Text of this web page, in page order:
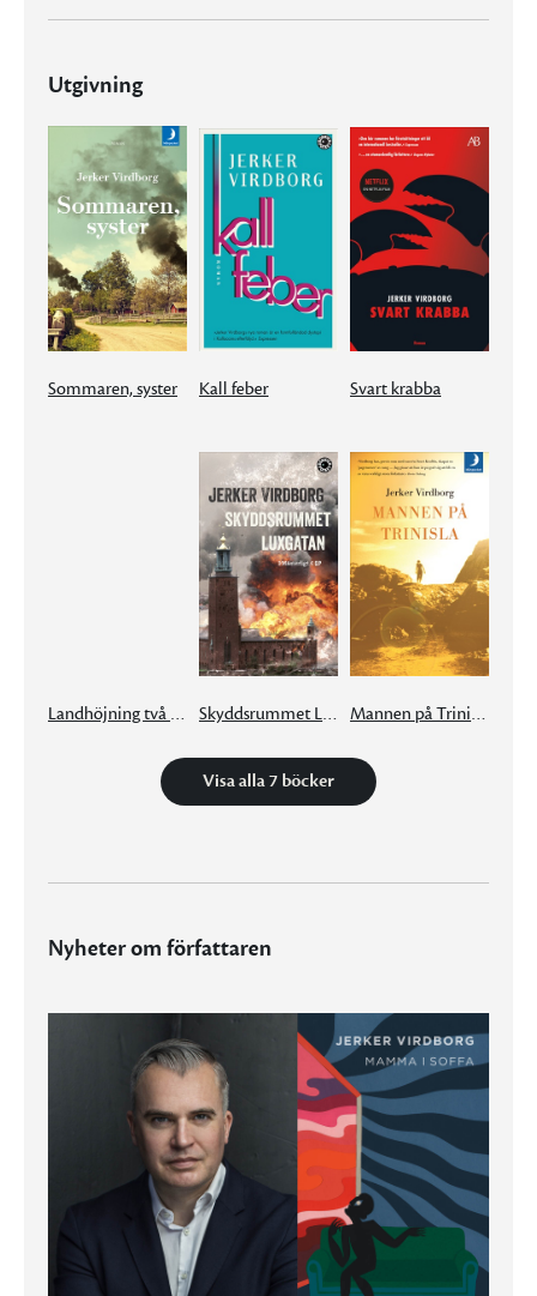
Utgivning
Sommaren, syster Kall feber Svart krabba
Landhöjning två centimeter per natt Skyddsrummet Luxgatan Mannen på Trinisla
Visa alla 7 böcker
Nyheter om författaren